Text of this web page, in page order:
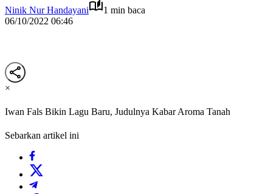
Ninik Nur Handayani
1 min baca
06/10/2022 06:46
×
Iwan Fals Bikin Lagu Baru, Judulnya Kabar Aroma Tanah
Sebarkan artikel ini